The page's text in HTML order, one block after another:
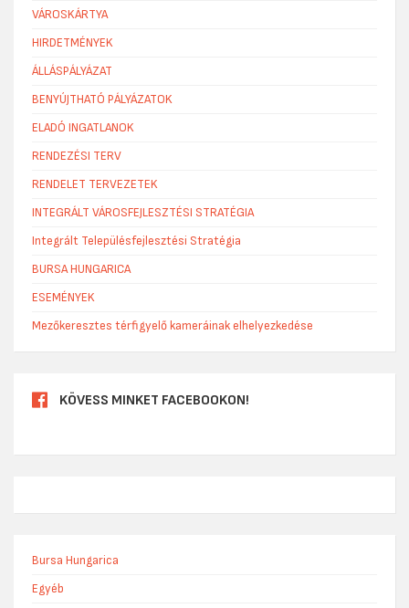
VÁROSKÁRTYA
HIRDETMÉNYEK
ÁLLÁSPÁLYÁZAT
BENYÚJTHATÓ PÁLYÁZATOK
ELADÓ INGATLANOK
RENDEZÉSI TERV
RENDELET TERVEZETEK
INTEGRÁLT VÁROSFEJLESZTÉSI STRATÉGIA
Integrált Településfejlesztési Stratégia
BURSA HUNGARICA
ESEMÉNYEK
Mezőkeresztes térfigyelő kameráinak elhelyezkedése
KÖVESS MINKET FACEBOOKON!
Bursa Hungarica
Egyéb